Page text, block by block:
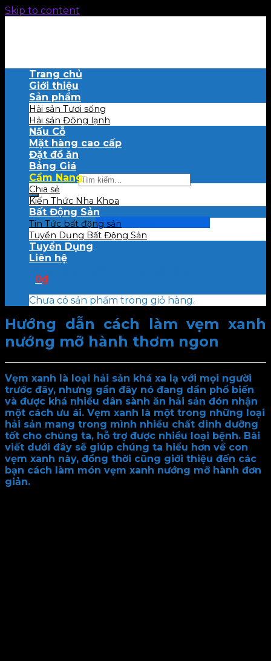
Skip to content
Tìm kiếm:
0909 457 556 haisanbaba@gmail.com
Giỏ hàng
Trang chủ
Giới thiệu
Sản phẩm
Hải sản Tươi sống
Hải sản Đông lạnh
Nấu Cỗ
Mặt hàng cao cấp
Đặt đồ ăn
Bảng Giá
Cẩm Nang
Chia sẻ
Kiến Thức Nha Khoa
Bất Động Sản
Tin Tức bất động sản
Tuyển Dụng Bất Động Sản
Tuyển Dụng
Liên hệ
0₫
Chưa có sản phẩm trong giỏ hàng.
Hướng dẫn cách làm vẹm xanh
nướng mỡ hành thơm ngon
Vẹm xanh là loại hải sản khá xa lạ với mọi người
trước đây, nhưng gần đây nó đang dần phổ biến
và được khá nhiều dân sành ăn hải sản đón nhận
một cách ưu ái. Vẹm xanh là một trong những loại
hải sản mang trong mình nhiều chất dinh dưỡng
tốt cho chúng ta, hỗ trợ được nhiều loại bệnh. Bài
viết dưới đây sẽ giúp chúng ta hiểu hơn về con
vẹm xanh này, đồng thời cũng giới thiệu đến các
bạn cách làm món vẹm xanh nướng mỡ hành đơn
giản.